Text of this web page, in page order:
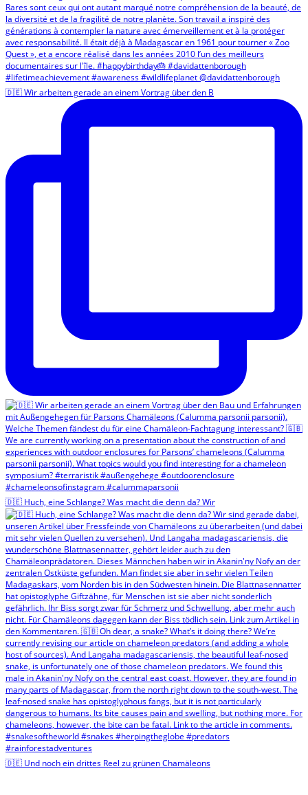
🇩🇪 Wir arbeiten gerade an einem Vortrag über den B
🇩🇪 Huch, eine Schlange? Was macht die denn da? Wir
🇩🇪 Und noch ein drittes Reel zu grünen Chamäleons